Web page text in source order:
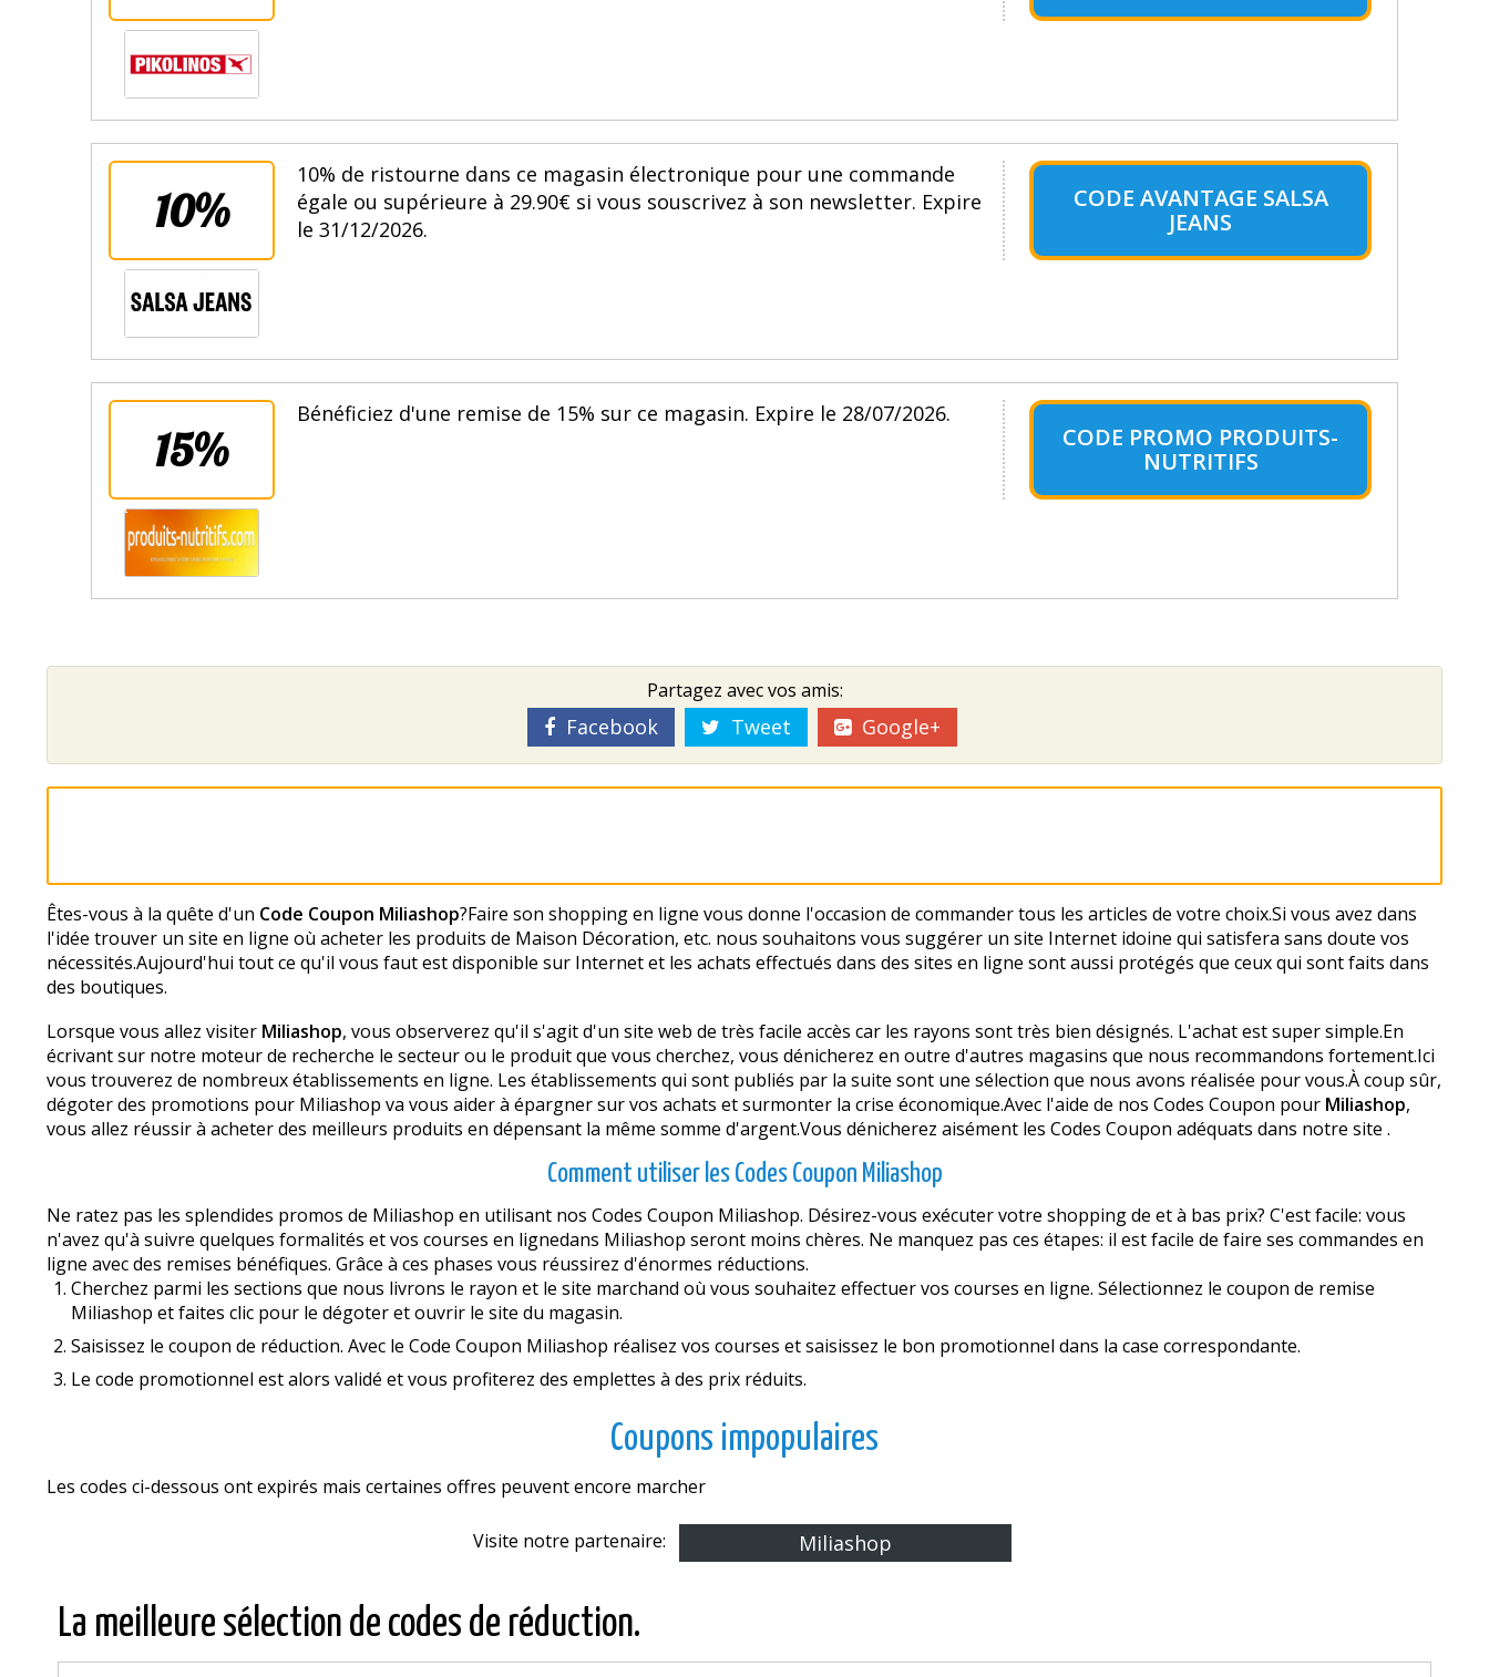
10%
10% de ristourne dans ce magasin électronique pour une commande
égale ou supérieure à 29.90€ si vous souscrivez à son newsletter. Expire
le 31/12/2026.
CODE AVANTAGE SALSA
JEANS
15%
Bénéficiez d'une remise de 15% sur ce magasin. Expire le 28/07/2026.
CODE PROMO PRODUITS-
NUTRITIFS
Partagez avec vos amis:
Facebook Tweet Google+
Êtes-vous à la quête d'un Code Coupon Miliashop?Faire son shopping en ligne vous donne l'occasion de commander tous les articles de votre choix.Si vous avez dans
l'idée trouver un site en ligne où acheter les produits de Maison Décoration, etc. nous souhaitons vous suggérer un site Internet idoine qui satisfera sans doute vos
nécessités.Aujourd'hui tout ce qu'il vous faut est disponible sur Internet et les achats effectués dans des sites en ligne sont aussi protégés que ceux qui sont faits dans
des boutiques.
Lorsque vous allez visiter Miliashop, vous observerez qu'il s'agit d'un site web de très facile accès car les rayons sont très bien désignés. L'achat est super simple.En
écrivant sur notre moteur de recherche le secteur ou le produit que vous cherchez, vous dénicherez en outre d'autres magasins que nous recommandons fortement.Ici
vous trouverez de nombreux établissements en ligne. Les établissements qui sont publiés par la suite sont une sélection que nous avons réalisée pour vous.À coup sûr,
dégoter des promotions pour Miliashop va vous aider à épargner sur vos achats et surmonter la crise économique.Avec l'aide de nos Codes Coupon pour Miliashop,
vous allez réussir à acheter des meilleurs produits en dépensant la même somme d'argent.Vous dénicherez aisément les Codes Coupon adéquats dans notre site .
Comment utiliser les Codes Coupon Miliashop
Ne ratez pas les splendides promos de Miliashop en utilisant nos Codes Coupon Miliashop. Désirez-vous exécuter votre shopping de et à bas prix? C'est facile: vous
n'avez qu'à suivre quelques formalités et vos courses en lignedans Miliashop seront moins chères. Ne manquez pas ces étapes: il est facile de faire ses commandes en
ligne avec des remises bénéfiques. Grâce à ces phases vous réussirez d'énormes réductions.
Cherchez parmi les sections que nous livrons le rayon et le site marchand où vous souhaitez effectuer vos courses en ligne. Sélectionnez le coupon de remise
Miliashop et faites clic pour le dégoter et ouvrir le site du magasin.
Saisissez le coupon de réduction. Avec le Code Coupon Miliashop réalisez vos courses et saisissez le bon promotionnel dans la case correspondante.
Le code promotionnel est alors validé et vous profiterez des emplettes à des prix réduits.
Coupons impopulaires
Les codes ci-dessous ont expirés mais certaines offres peuvent encore marcher
Visite notre partenaire: Miliashop
La meilleure sélection de codes de réduction.